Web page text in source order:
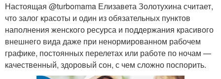
Настоящая @turbomama Елизавета Золотухина считает,
что залог красоты и один из обязательных пунктов
наполнения женского ресурса и поддержания красивого
внешнего вида даже при ненормированном рабочем
графике, постоянных перелетах или работе по ночам —
качественный, здоровый сон, с чем сложно поспорить.